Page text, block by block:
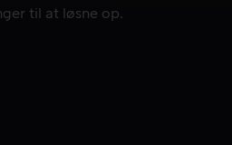
til at løsne op.